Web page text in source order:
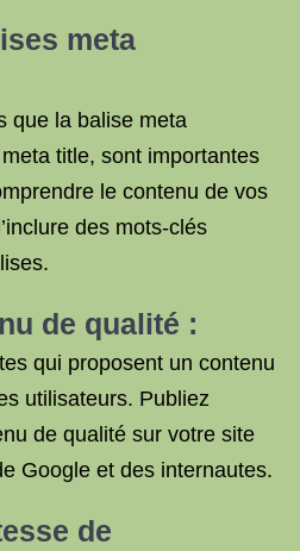
meta
que la balise meta
title, sont importantes
le contenu de vos
des mots-clés
de qualité :
qui proposent un contenu
utilisateurs. Publiez
de qualité sur votre site
Google et des internautes.
de